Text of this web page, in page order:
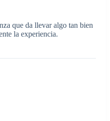
que da llevar algo tan bien
la experiencia.